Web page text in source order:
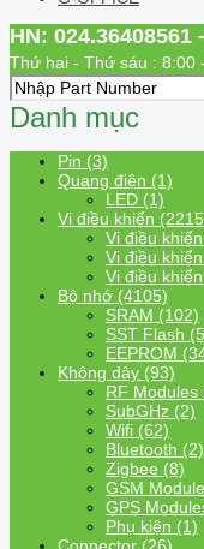
HN: 024.36408561
Thứ hai - Thứ sáu : 8:00
Danh mục
Pin (3)
Quang điện (1)
LED (1)
Vi điều khiển
Vi điều
Vi điều
Vi điều
Bộ nhớ (4105)
SRAM (102)
SST Flash
EEPROM
Không dây (93)
RF Modules
SubGHz (2)
Wifi (62)
Bluetooth (2)
Zigbee (8)
GSM
GPS
Phụ kiện (1)